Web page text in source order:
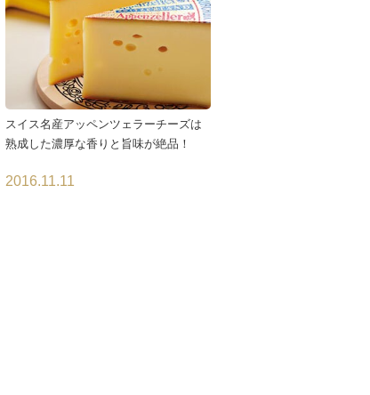
スイス名産アッペンツェラーチーズは
熟成した濃厚な香りと旨味が絶品！
2016.11.11